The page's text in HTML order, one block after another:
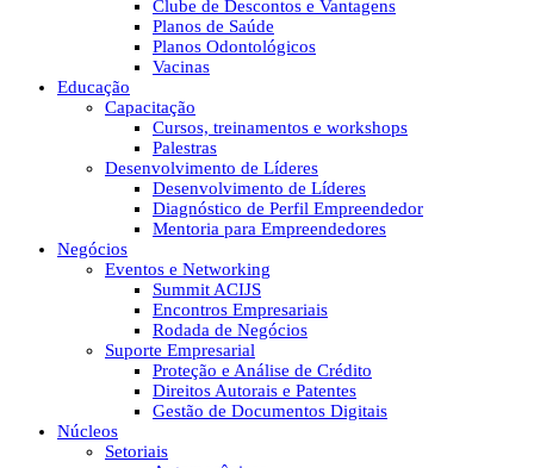
Clube de Descontos e Vantagens
Planos de Saúde
Planos Odontológicos
Vacinas
Educação
Capacitação
Cursos, treinamentos e workshops
Palestras
Desenvolvimento de Líderes
Desenvolvimento de Líderes
Diagnóstico de Perfil Empreendedor
Mentoria para Empreendedores
Negócios
Eventos e Networking
Summit ACIJS
Encontros Empresariais
Rodada de Negócios
Suporte Empresarial
Proteção e Análise de Crédito
Direitos Autorais e Patentes
Gestão de Documentos Digitais
Núcleos
Setoriais